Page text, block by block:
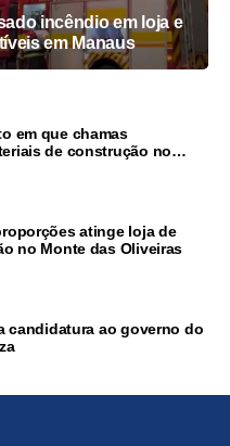
incêndio em loja e
em Manaus
em que chamas
de construção no
atinge loja de
no Monte das Oliveiras
candidatura ao governo do